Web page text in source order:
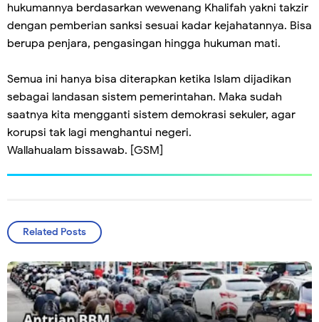
hukumannya berdasarkan wewenang Khalifah yakni takzir
dengan pemberian sanksi sesuai kadar kejahatannya. Bisa
berupa penjara, pengasingan hingga hukuman mati.
Semua ini hanya bisa diterapkan ketika Islam dijadikan
sebagai landasan sistem pemerintahan. Maka sudah
saatnya kita mengganti sistem demokrasi sekuler, agar
korupsi tak lagi menghantui negeri.
Wallahualam bissawab. [GSM]
Related Posts